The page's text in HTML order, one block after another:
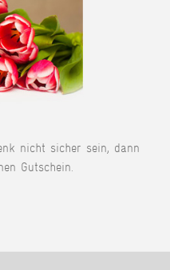
nicht sicher sein, dann
Gutschein.